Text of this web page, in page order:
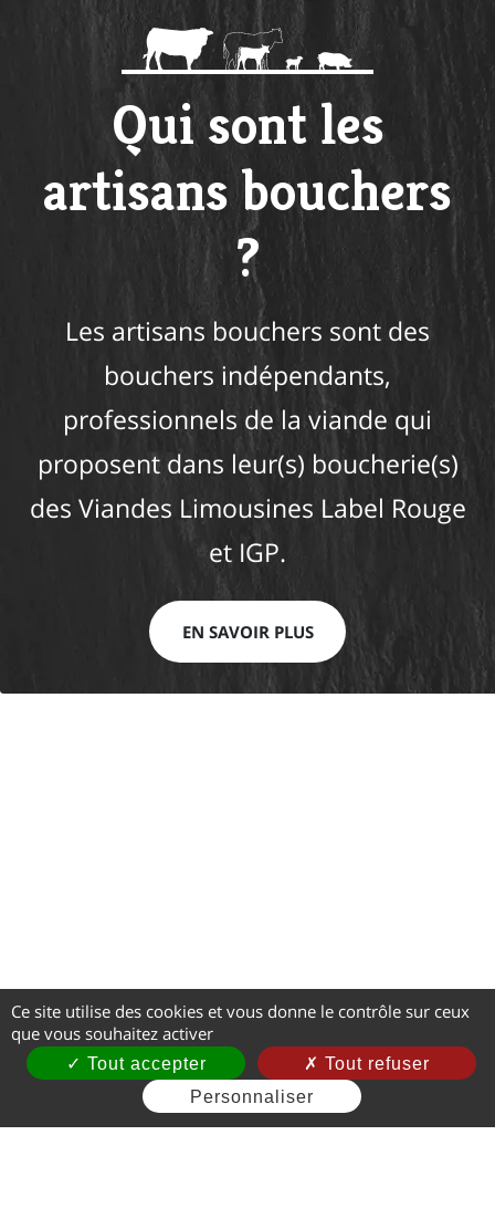
Qui sont les
artisans bouchers
?
Les artisans bouchers sont des
bouchers indépendants,
professionnels de la viande qui
proposent dans leur(s) boucherie(s)
des Viandes Limousines Label Rouge
et IGP.
EN SAVOIR PLUS
Ce site utilise des cookies et vous donne le contrôle sur ceux
que vous souhaitez activer
Tout accepter
Tout refuser
Personnaliser